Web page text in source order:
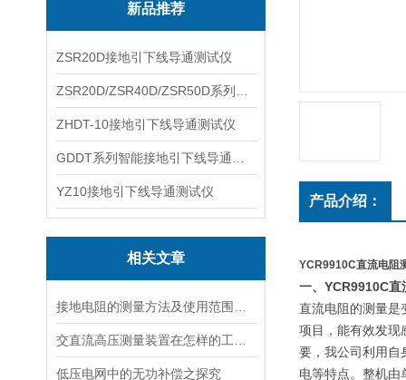
新品推荐
ZSR20D接地引下线导通测试仪
ZHDT-10接地引下线导通测试仪
YZ10接地引下线导通测试仪
相关文章
低压电网中的无功补偿之探究
产品介绍：
YCR9910C直流电阻
一、YCR9910C直
直流电阻的测量是
项目，能有效发现
要，我公司利用自
电等特点。整机由